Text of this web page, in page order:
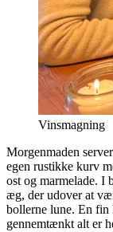
Vinsmagning
Morgenmaden
egen rustikke kurv
ost og marmelade. I
æg, der udover at
bollerne lune. En fin
gennemtænkt alt er